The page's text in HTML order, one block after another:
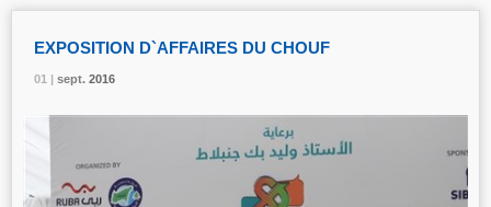
01 | sept. 2016
EXPOSITION D`AFFAIRES DU CHOUF
01 | sept. 2016
01 | sept. 2016